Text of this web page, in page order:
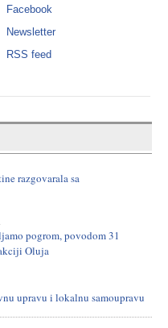
Facebook
Newsletter
RSS feed
razgovarala sa
pogrom, povodom 31
Oluja
upravu i lokalnu samoupravu